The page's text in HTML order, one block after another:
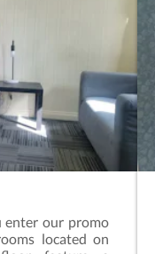
enter our promo
located on